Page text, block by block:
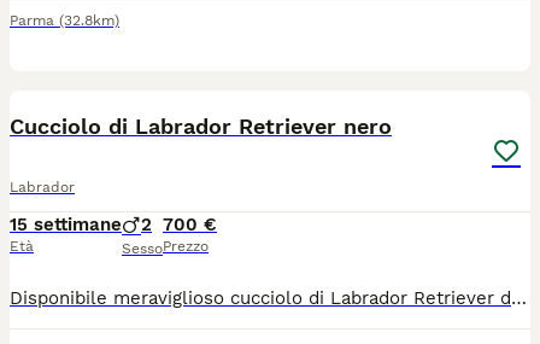
Parma (32.8km)
Cucciolo di Labrador Retriever nero
Labrador
15 settimane
Età
2
Sesso
700 €
Prezzo
Disponibile meraviglioso cucciolo di Labrador Retriever di colore nero con pedigree . Vengono consegnato a 90 giorni con Vaccino Sterminato Iscrizione anagrafica canina di appartenenza Certificato medico veterinario di buona salute Contratto di compravendita con le dovute garanzie all acquirente Puppy kit Pedigree. Per altre informazioni contattare al 339494w996